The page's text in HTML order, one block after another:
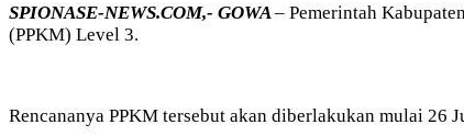
SPIONASE-NEWS.COM,- GOWA– Pemerintah
(PPKM) Level 3.
Rencananya PPKM tersebut akan diberlakukan mulai 26